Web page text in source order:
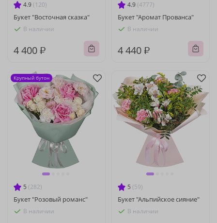
4.9 (120)
Букет "Восточная сказка"
В наличии
4 400 ₽
4.9 (4777)
Букет "Аромат Прованса"
В наличии
4 440 ₽
5 (282)
Букет "Розовый романс"
В наличии
Крупный бутон
5 (59)
Букет "Альпийское сияние"
В наличии